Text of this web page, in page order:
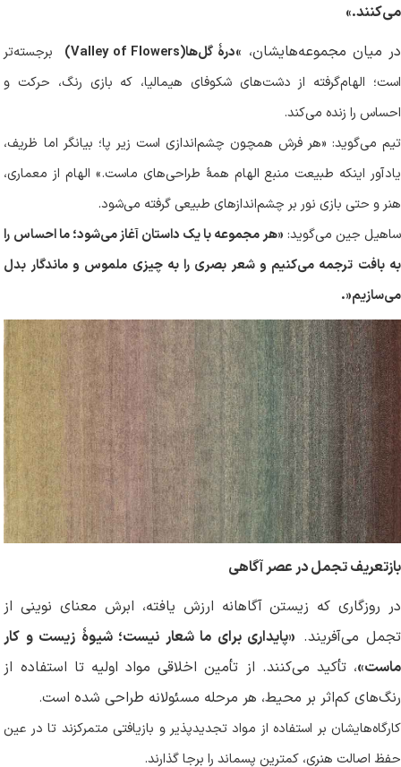
می‌کنند.
»
در میان مجموعه‌هایشان، «درهٔ گل‌ها(Valley of Flowers)
برجسته‌تر
است؛ الهام‌گرفته از دشت‌های شکوفای هیمالیا، که بازی رنگ، حرکت و
احساس را زنده می‌کند.
تیم می‌گوید: «هر فرش همچون چشم‌اندازی است زیر پا؛ بیانگر اما ظریف،
یادآور اینکه طبیعت منبع الهام همهٔ طراحی‌های ماست.» الهام از معماری،
هنر و حتی بازی نور بر چشم‌اندازهای طبیعی گرفته می‌شود.
ساهیل جین می‌گوید: «هر مجموعه با یک داستان آغاز می‌شود؛ ما احساس را
به بافت ترجمه می‌کنیم و شعر بصری را به چیزی ملموس و ماندگار بدل
می‌سازیم.»
بازتعریف تجمل در عصر آگاهی
در روزگاری که زیستن آگاهانه ارزش یافته، ابرش معنای نوینی از
تجمل می‌آفریند. «پایداری برای ما شعار نیست؛ شیوهٔ زیست و کار
ماست»، تأکید می‌کنند. از تأمین اخلاقی مواد اولیه تا استفاده از
رنگ‌های کم‌اثر بر محیط، هر مرحله مسئولانه طراحی شده است.
کارگاه‌هایشان بر استفاده از مواد تجدیدپذیر و بازیافتی متمرکزند تا در عین
حفظ اصالت هنری، کمترین پسماند را برجا گذارند.